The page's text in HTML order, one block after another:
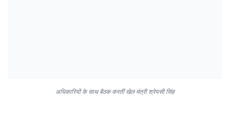
अधिकारियों के साथ बैठक करतीं खेल मंत्री श्रेयसी सिंह